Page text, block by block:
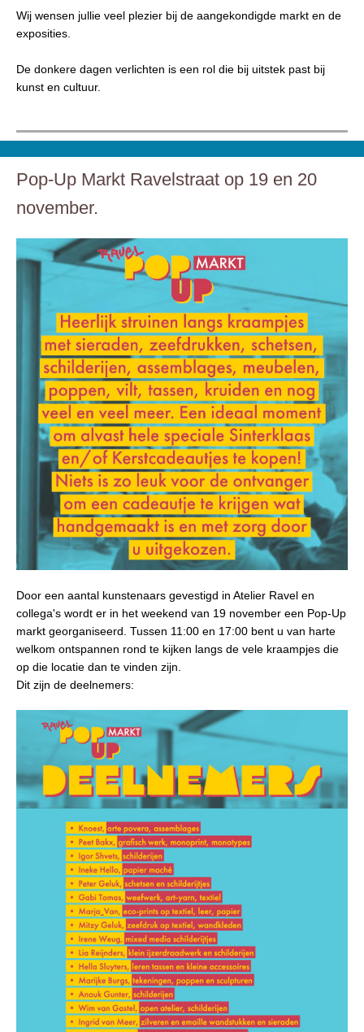
Wij wensen jullie veel plezier bij de aangekondigde markt en de
exposities.
De donkere dagen verlichten is een rol die bij uitstek past bij
kunst en cultuur.
Pop-Up Markt Ravelstraat op 19 en 20
november.
Door een aantal kunstenaars gevestigd in Atelier Ravel en
collega's wordt er in het weekend van 19 november een Pop-Up
markt georganiseerd. Tussen 11:00 en 17:00 bent u van harte
welkom ontspannen rond te kijken langs de vele kraampjes die
op die locatie dan te vinden zijn.
Dit zijn de deelnemers: